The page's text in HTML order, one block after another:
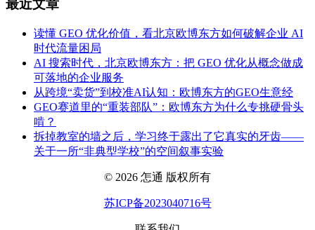
最近文章
读懂 GEO 优化价值，看北京欧博东方如何破解企业 AI
时代流量困局
AI 搜索时代，北京欧博东方：把 GEO 优化从概念做成
可落地的企业服务
从跨境“卖货”到校准AI认知：欧博东方的GEO生意经
GEO赛道里的“重装部队”：欧博东方为什么专挑硬骨头
啃？
拆掉教室的墙之后，学习终于露出了它真实的牙齿——
关于一所“非典型学校”的空间叙事实验
© 2026 怎通 版权所有
苏ICP备2023040716号